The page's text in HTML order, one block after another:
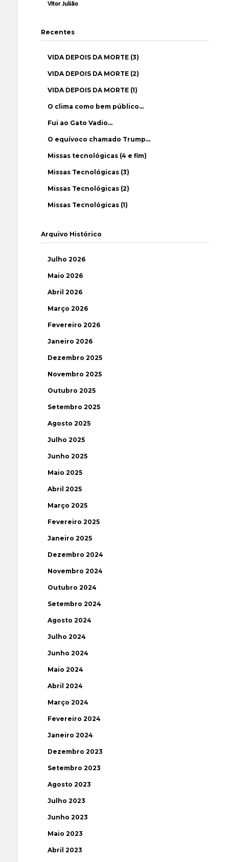
Vítor Julião
Recentes
VIDA DEPOIS DA MORTE (3)
VIDA DEPOIS DA MORTE (2)
VIDA DEPOIS DA MORTE (1)
O clima como bem público…
Fui ao Gato Vadio…
O equívoco chamado Trump…
Missas tecnológicas (4 e fim)
Missas Tecnológicas (3)
Missas Tecnológicas (2)
Missas Tecnológicas (1)
Arquivo Histórico
Julho 2026
Maio 2026
Abril 2026
Março 2026
Fevereiro 2026
Janeiro 2026
Dezembro 2025
Novembro 2025
Outubro 2025
Setembro 2025
Agosto 2025
Julho 2025
Junho 2025
Maio 2025
Abril 2025
Março 2025
Fevereiro 2025
Janeiro 2025
Dezembro 2024
Novembro 2024
Outubro 2024
Setembro 2024
Agosto 2024
Julho 2024
Junho 2024
Maio 2024
Abril 2024
Março 2024
Fevereiro 2024
Janeiro 2024
Dezembro 2023
Setembro 2023
Agosto 2023
Julho 2023
Junho 2023
Maio 2023
Abril 2023